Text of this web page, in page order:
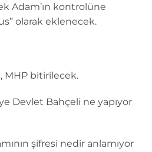
Adam’ın kontrolüne
olarak eklenecek.
MHP bitirilecek.
Devlet Bahçeli ne yapıyor
şifresi nedir anlamıyor